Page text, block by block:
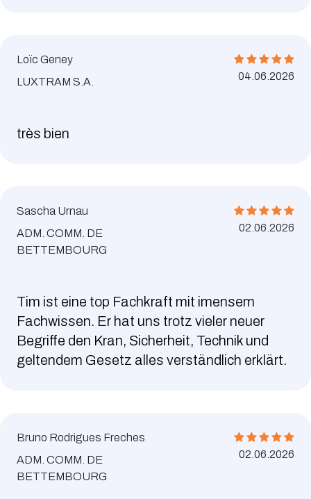
Loïc Geney
LUXTRAM S.A.
04.06.2026
très bien
Sascha Urnau
ADM. COMM. DE
BETTEMBOURG
02.06.2026
Tim ist eine top Fachkraft mit imensem
Fachwissen. Er hat uns trotz vieler neuer
Begriffe den Kran, Sicherheit, Technik und
geltendem Gesetz alles verständlich erklärt.
Bruno Rodrigues Freches
ADM. COMM. DE
BETTEMBOURG
02.06.2026